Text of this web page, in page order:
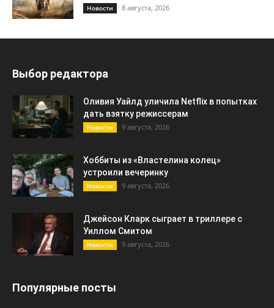
Новости 8 августа, 2026
Выбор редактора
Оливия Уайлд уличила Netflix в попытках
дать взятку режиссерам
Новости 9 августа, 2026
Хоббиты из «Властелина колец»
устроили вечеринку
Новости 9 августа, 2026
Джейсон Кларк сыграет в триллере с
Уиллом Смитом
Новости 9 августа, 2026
Популярные посты